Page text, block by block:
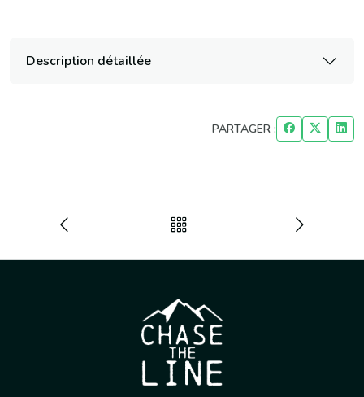
Description détaillée
PARTAGER :